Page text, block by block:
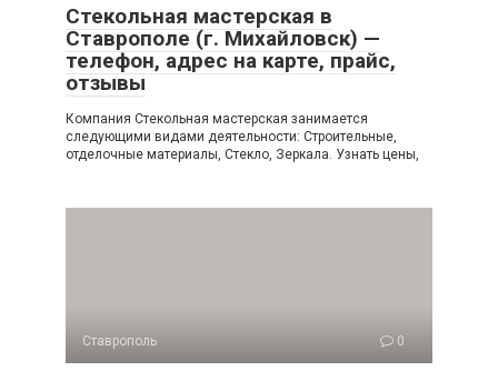
Стекольная мастерская в
Ставрополе (г. Михайловск) —
телефон, адрес на карте, прайс,
отзывы
Компания Стекольная мастерская занимается
следующими видами деятельности: Строительные,
отделочные материалы, Стекло, Зеркала. Узнать цены,
Ставрополь 0